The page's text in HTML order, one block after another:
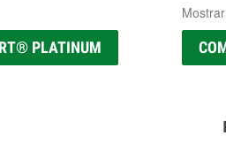
PLATINUM